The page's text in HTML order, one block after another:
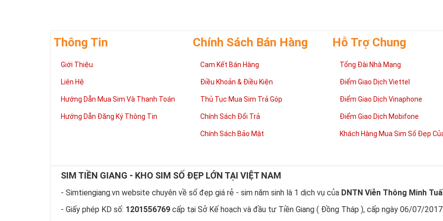
Phương pháp chọn sim số đẹp lục qúy 8
“Số có nghĩa – Người có mệnh”, lựa chọn
tứ quý cần căn cứ vào vận mệnh
Lựa chọn sim số đẹp hợp mệnh không chỉ mang lại nhiều may mắn và tài lộc cho chủ
thoại chứa số 8 sẽ mang lại nhiều may mắn và tài lộc.
Ngoài ra khi lựa chọn sim số đẹp chúng ta nên chọn dãy số âm dương hài hòa và có
Hãy lựa chọn sim lục quý 8 hợp phong thủy và vận mệnh để đem đến vượng khí và
Thông Tin
Giới Thiệu
Liên Hệ
Hướng Dẫn Mua Sim Và Thanh Toán
Hướng Dẫn Đăng Ký Thông Tin
Chính Sách Bán Hàng
Cam Kết Bán Hàng
Điều Khoản & Điều Kiện
Thủ Tục Mua Sim Trả Góp
Chính Sách Đổi Trả
Chính Sách Bảo Mật
Hỗ Trợ Chung
Tổng Đài Nhà Mạng
Điểm Giao Dịch Viettel
Điểm Giao Dịch Vinaphone
Điểm Giao Dịch Mobifone
Khách Hàng Mua Sim Số Đẹp
SIM TIỀN GIANG - KHO SIM SỐ ĐẸP LỚN TẠI VIỆT NAM
- Simtiengiang.vn website chuyên về số đẹp giá rẻ - sim năm sinh là 1 dịch vụ của DNTN Viễn Thông Minh
- Giấy phép KD số: 1201556769 cấp tại Sở Kế hoạch và đầu tư Tiền Giang ( Đồng Tháp ), cấp ngày 06/07/2017